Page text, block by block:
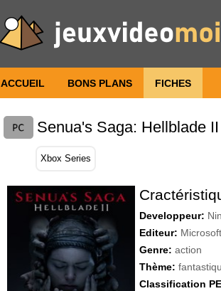
ACCUEIL BONS PLANS FICHES
Senua's Saga: Hellblade II
Xbox Series
Developpeur:
Editeur: Microsoft
Genre: action
Thème:
Classification